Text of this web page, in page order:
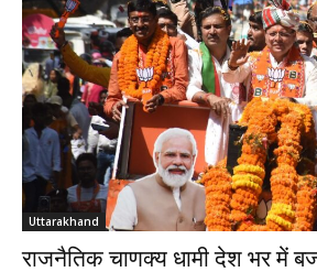
Uttarakhand
राजनैतिक चाणक्य धामी देश भर में